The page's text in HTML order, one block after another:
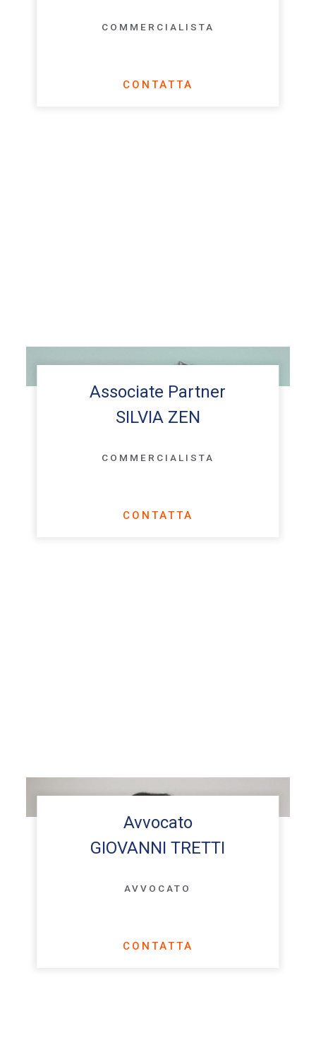
COMMERCIALISTA
CONTATTA
Associate Partner
SILVIA ZEN
COMMERCIALISTA
CONTATTA
Avvocato
GIOVANNI TRETTI
AVVOCATO
CONTATTA